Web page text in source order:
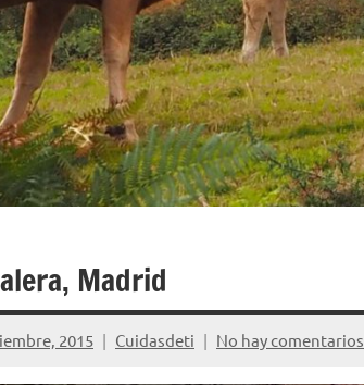
Madrid
2015 Cuidasdeti No hay comentarios